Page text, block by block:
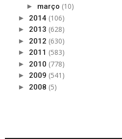
► março (10)
► 2014 (106)
► 2013 (628)
► 2012 (630)
► 2011 (583)
► 2010 (778)
► 2009 (541)
► 2008 (5)